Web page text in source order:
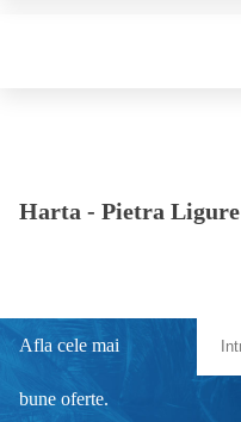
Harta - Pietra Ligure
Afla cele mai
bune oferte.